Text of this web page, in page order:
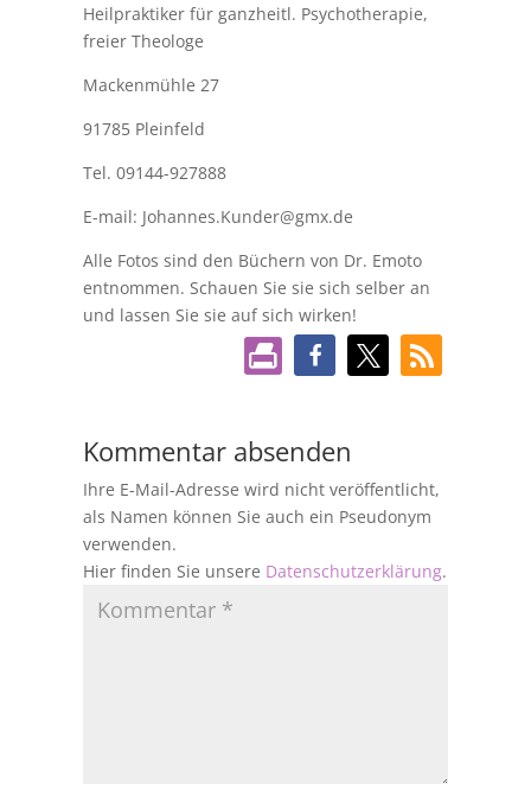
Heilpraktiker für ganzheitl. Psychotherapie,
freier Theologe
Mackenmühle 27
91785 Pleinfeld
Tel. 09144-927888
E-mail: Johannes.Kunder@gmx.de
Alle Fotos sind den Büchern von Dr. Emoto
entnommen. Schauen Sie sie sich selber an
und lassen Sie sie auf sich wirken!
Kommentar absenden
Ihre E-Mail-Adresse wird nicht veröffentlicht,
als Namen können Sie auch ein Pseudonym
verwenden.
Hier finden Sie unsere Datenschutzerklärung.